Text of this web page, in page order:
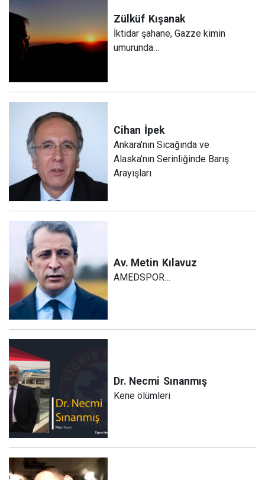
Zülküf Kışanak
İktidar şahane, Gazze kimin
umurunda…
Cihan İpek
Ankara'nın Sıcağında ve
Alaska’nın Serinliğinde Barış
Arayışları
Av. Metin Kılavuz
AMEDSPOR…
Dr. Necmi Sınanmış
Kene ölümleri